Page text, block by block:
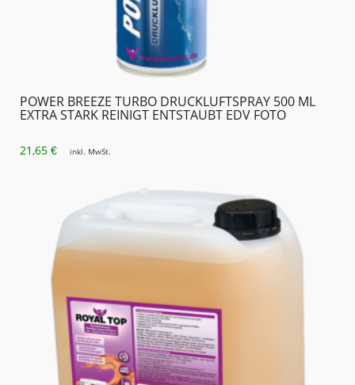
POWER BREEZE TURBO DRUCKLUFTSPRAY 500 ML
EXTRA STARK REINIGT ENTSTAUBT EDV FOTO
21,65 € inkl. MwSt.